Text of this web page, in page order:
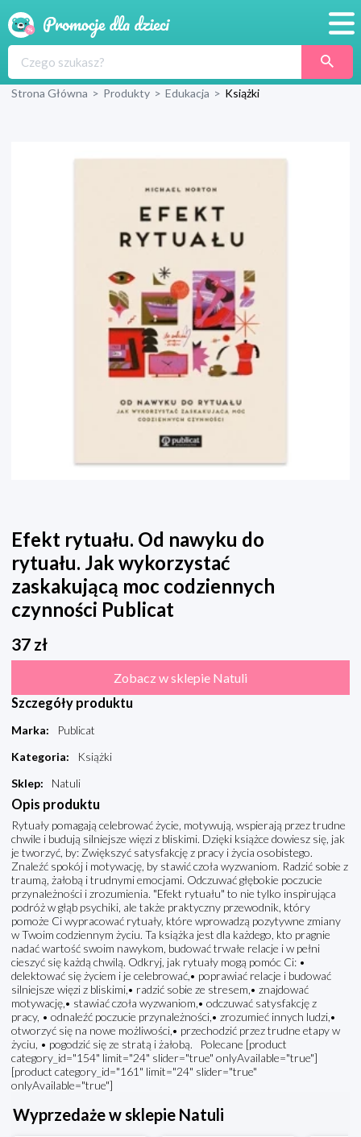
Produkty
Wyprawka
Strona Główna > Produkty > Edukacja > Książki
Efekt rytuału. Od nawyku do
rytuału. Jak wykorzystać
zaskakującą moc codziennych
czynności Publicat
37 zł
Zobacz w sklepie Natuli
Szczegóły produktu
Marka:
Publicat
Kategoria:
Książki
Sklep: Natuli
Opis produktu
Rytuały pomagają celebrować życie, motywują, wspierają przez trudne
chwile i budują silniejsze więzi z bliskimi. Dzięki książce dowiesz się, jak
je tworzyć, by: Zwiększyć satysfakcję z pracy i życia osobistego.
Znaleźć spokój i motywację, by stawić czoła wyzwaniom. Radzić sobie z
traumą, żałobą i trudnymi emocjami. Odczuwać głębokie poczucie
przynależności i zrozumienia. "Efekt rytuału" to nie tylko inspirująca
podróż w głąb psychiki, ale także praktyczny przewodnik, który
pomoże Ci wypracować rytuały, które wprowadzą pozytywne zmiany
w Twoim codziennym życiu. Ta książka jest dla każdego, kto pragnie
nadać wartość swoim nawykom, budować trwałe relacje i w pełni
cieszyć się każdą chwilą. Odkryj, jak rytuały mogą pomóc Ci: •
delektować się życiem i je celebrować,• poprawiać relacje i budować
silniejsze więzi z bliskimi,• radzić sobie ze stresem,• znajdować
motywację,• stawiać czoła wyzwaniom,• odczuwać satysfakcję z
pracy, • odnaleźć poczucie przynależności,• zrozumieć innych ludzi,•
otworzyć się na nowe możliwości,• przechodzić przez trudne etapy w
życiu, • pogodzić się ze stratą i żałobą. Polecane [product
category_id="154" limit="24" slider="true" onlyAvailable="true"]
[product category_id="161" limit="24" slider="true"
onlyAvailable="true"]
Wyprzedaże w sklepie Natuli